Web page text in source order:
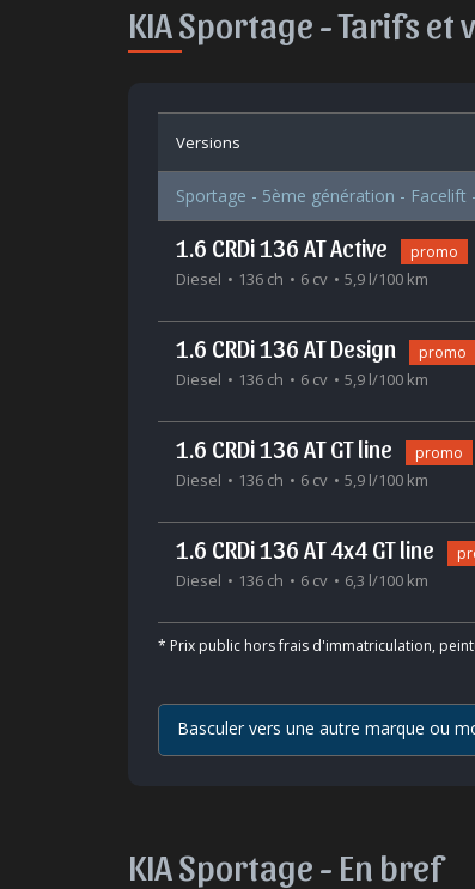
KIA Sportage -Tarifs et
Versions
Sportage - 5ème génération - Facelift
1.6 CRDi 136 AT Active promo
Diesel 136 ch 6 cv 5,9 l/100 km
1.6 CRDi 136 AT Design promo
Diesel 136 ch 6 cv 5,9 l/100 km
1.6 CRDi 136 AT GT line promo
Diesel 136 ch 6 cv 5,9 l/100 km
1.6 CRDi 136 AT 4x4 GT line
Diesel 136 ch 6 cv 6,3 l/100 km
* Prix public hors frais d'immatriculation,
Basculer vers une autre marque ou
KIA Sportage - En bref